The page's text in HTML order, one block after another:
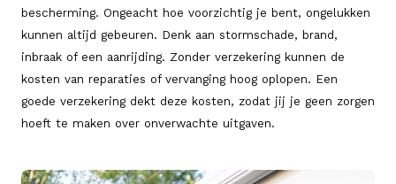
bescherming. Ongeacht hoe voorzichtig je bent, ongelukken
kunnen altijd gebeuren. Denk aan stormschade, brand,
inbraak of een aanrijding. Zonder verzekering kunnen de
kosten van reparaties of vervanging hoog oplopen. Een
goede verzekering dekt deze kosten, zodat jij je geen zorgen
hoeft te maken over onverwachte uitgaven.